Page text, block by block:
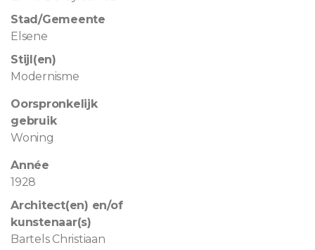
Stad/Gemeente
Elsene
Stijl(en)
Modernisme
Oorspronkelijk
gebruik
Woning
Année
1928
Architect(en) en/of
kunstenaar(s)
Bartels Christiaan